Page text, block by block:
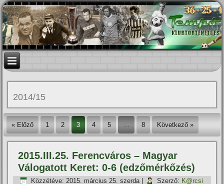
2014/15
« Előző 1 2 3 4 5 … 8 Következő »
2015.III.25. Ferencváros – Magyar
Válogatott Keret: 0-6 (edzőmérkőzés)
Közzétéve: 2015. március 25. szerda| Szerző: K@rcsi